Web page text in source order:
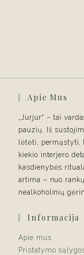
Apie Mus
„Jurjur“ – tai
pauzių. Iš
lėtėti, permąstyti,
kiekio interjero
kasdienybės
artima – nuo
nealkoholinių
Informacija
Apie mus
Pristatymo